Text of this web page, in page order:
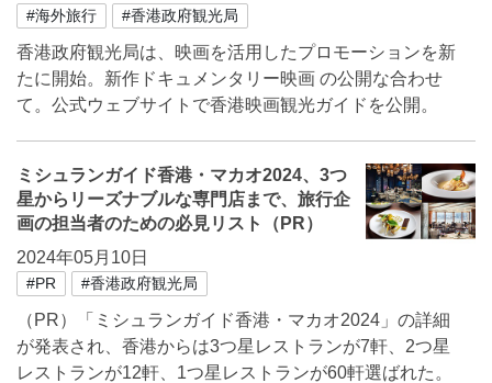
#海外旅行 #香港政府観光局
香港政府観光局は、映画を活用したプロモーションを新
たに開始。新作ドキュメンタリー映画 の公開な合わせ
て。公式ウェブサイトで香港映画観光ガイドを公開。
ミシュランガイド香港・マカオ2024、3つ
星からリーズナブルな専門店まで、旅行企
画の担当者のための必見リスト（PR）
2024年05月10日
#PR #香港政府観光局
（PR）「ミシュランガイド香港・マカオ2024」の詳細
が発表され、香港からは3つ星レストランが7軒、2つ星
レストランが12軒、1つ星レストランが60軒選ばれた。